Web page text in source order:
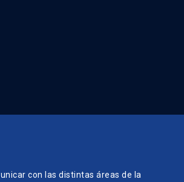
con las distintas áreas de la